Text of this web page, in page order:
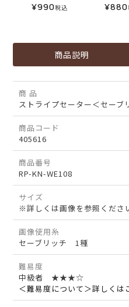
¥990税込 ¥880
商品説明
商 品
ストライプセーター＜セーブ
商品コード
405616
商品番号
RP-KN-WE108
サイズ
※詳しくは画像を参照くださ
画像使用糸
セーブリッチ 1種
難易度
中級者 ★★★☆
＜難易度について＞詳しくは